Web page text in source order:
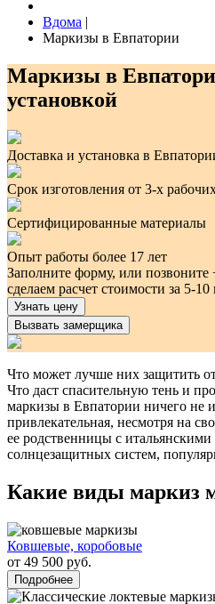
Вдома |
Маркизы в Евпатории
Маркизы в
установкой
Доставка и установка в
Срок изготовления от 3-х
Сертифицированные материалы
Опыт работы более 17 лет
Заполните форму, или
сделаем расчет стоимости за 5-
Узнать цену
Вызвать замерщика
Что может лучше них защитить
Что даст спасительную тень и
маркизы в Евпатории ничего не
привлекательная, несмотря на
ее родственницы с
солнцезащитных систем,
Какие виды маркиз
Ковшевые, коробовые
от 49 500 руб.
Подробнее